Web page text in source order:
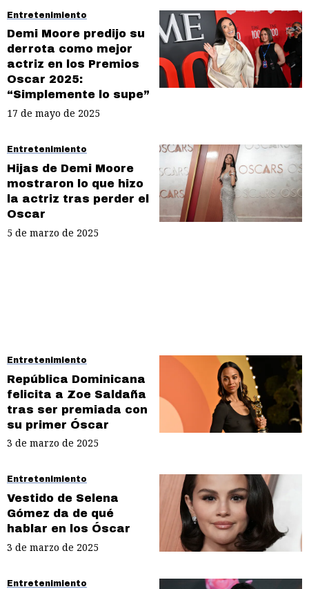
Entretenimiento
Demi Moore predijo su
derrota como mejor
actriz en los Premios
Oscar 2025:
“Simplemente lo supe”
17 de mayo de 2025
Entretenimiento
Hijas de Demi Moore
mostraron lo que hizo
la actriz tras perder el
Oscar
5 de marzo de 2025
Entretenimiento
República Dominicana
felicita a Zoe Saldaña
tras ser premiada con
su primer Óscar
3 de marzo de 2025
Entretenimiento
Vestido de Selena
Gómez da de qué
hablar en los Óscar
3 de marzo de 2025
Entretenimiento